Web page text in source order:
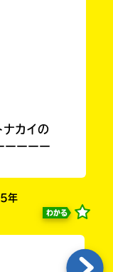
ナカイの
ーーーー
年
わかる